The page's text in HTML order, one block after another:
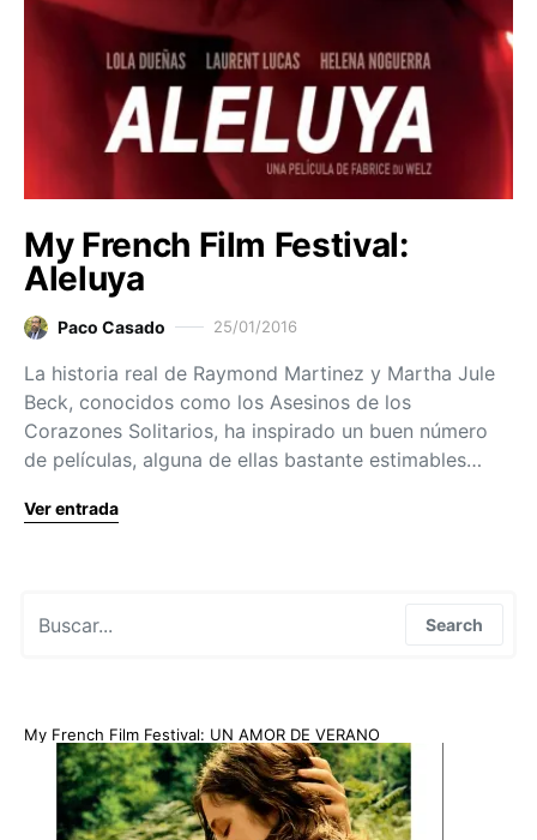
My French Film Festival:
Aleluya
Paco Casado 25/01/2016
La historia real de Raymond Martinez y Martha Jule
Beck, conocidos como los Asesinos de los
Corazones Solitarios, ha inspirado un buen número
de películas, alguna de ellas bastante estimables…
Ver entrada
Search
My French Film Festival: UN AMOR DE VERANO